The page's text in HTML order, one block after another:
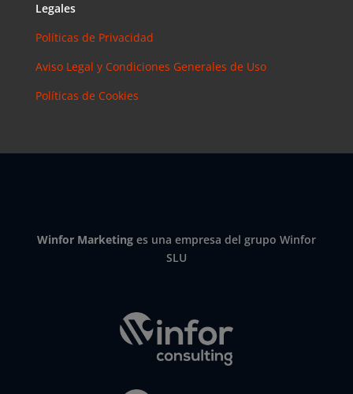
Legales
Políticas de Privacidad
Aviso Legal y Condiciones Generales de Uso
Políticas de Cookies
Winfor Marketinges una empresa del grupo Winfor
SLU